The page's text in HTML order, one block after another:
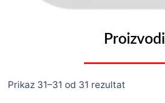
Proizvodi
Prikaz 31–31 od 31 rezultat